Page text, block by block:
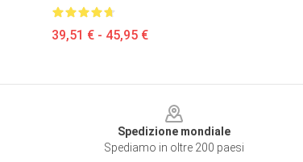
39,51 € - 45,95 €
Spedizione mondiale
Spediamo in oltre 200 paesi